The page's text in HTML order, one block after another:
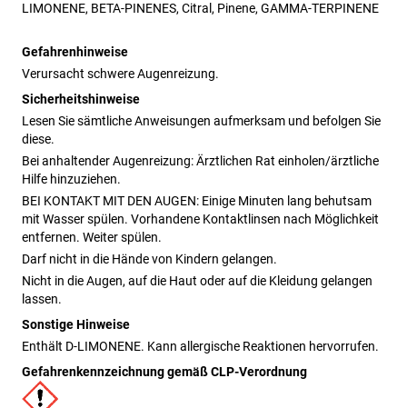
LIMONENE, BETA-PINENES, Citral, Pinene, GAMMA-TERPINENE
Gefahrenhinweise
Verursacht schwere Augenreizung.
Sicherheitshinweise
Lesen Sie sämtliche Anweisungen aufmerksam und befolgen Sie
diese.
Bei anhaltender Augenreizung: Ärztlichen Rat einholen/ärztliche
Hilfe hinzuziehen.
BEI KONTAKT MIT DEN AUGEN: Einige Minuten lang behutsam
mit Wasser spülen. Vorhandene Kontaktlinsen nach Möglichkeit
entfernen. Weiter spülen.
Darf nicht in die Hände von Kindern gelangen.
Nicht in die Augen, auf die Haut oder auf die Kleidung gelangen
lassen.
Sonstige Hinweise
Enthält D-LIMONENE. Kann allergische Reaktionen hervorrufen.
Gefahrenkennzeichnung gemäß CLP-Verordnung